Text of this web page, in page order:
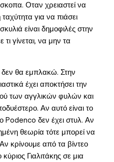
Οταν χρειαστεί να
για να πιάσει
είναι δημοφιλές στην
γίνεται, να μην τα
δεν θα εμπλακώ. Στην
έχει αποκτήσει την
των αγγλικών φυλών και
Αν αυτό είναι το
Podenco δεν έχει στυλ. Αν
θεωρία τότε μπορεί να
κρίνουμε από τα βίντεο
Γιαλιτάκης σε μια